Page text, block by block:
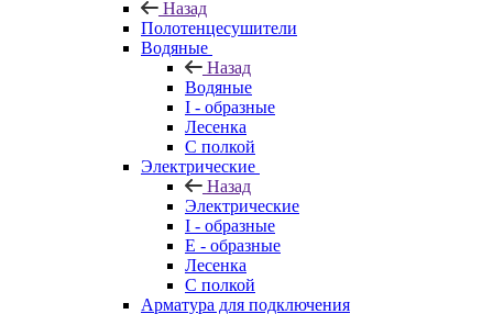
Назад
Полотенцесушители
Водяные
Назад
Водяные
I - образные
Лесенка
С полкой
Электрические
Назад
Электрические
I - образные
E - образные
Лесенка
С полкой
Арматура для подключения